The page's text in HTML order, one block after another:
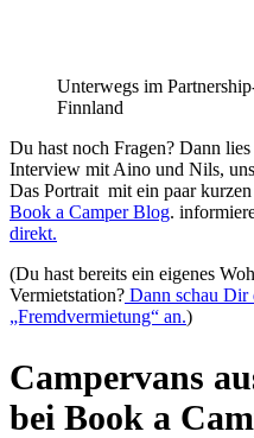
Unterwegs im
Finnland
Du hast noch Fragen? Dann
Interview mit Aino und Nils,
Das Portrait mit ein paar
Book a Camper Blog.
direkt.
(Du hast bereits ein eigenes
Vermietstation? Dann schau
„Fremdvermietung“ an.)
Campervans
bei Book a